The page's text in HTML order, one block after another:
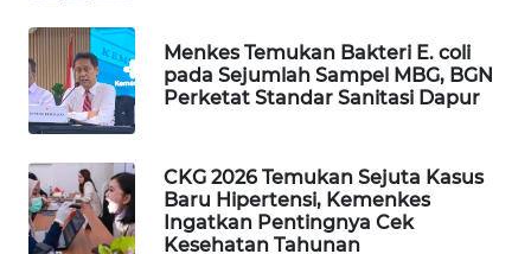
Menkes Temukan Bakteri E. coli
pada Sejumlah Sampel MBG, BGN
Perketat Standar Sanitasi Dapur
CKG 2026 Temukan Sejuta Kasus
Baru Hipertensi, Kemenkes
Ingatkan Pentingnya Cek
Kesehatan Tahunan
PERSONA
WAHANA
OTOMOTIF
WAHANA
HEALTH